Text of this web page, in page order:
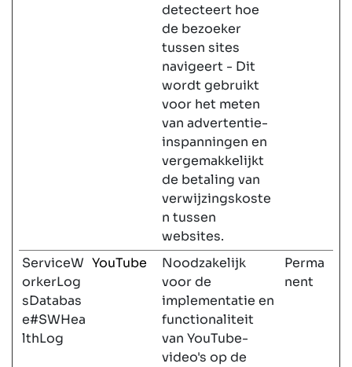
detecteert hoe
de bezoeker
tussen sites
navigeert - Dit
wordt gebruikt
voor het meten
van advertentie-
inspanningen en
vergemakkelijkt
de betaling van
verwijzingskoste
n tussen
websites.
ServiceW
orkerLog
sDatabas
e#SWHea
lthLog
YouTube
Noodzakelijk
voor de
implementatie en
functionaliteit
van YouTube-
video's op de
Perma
nent